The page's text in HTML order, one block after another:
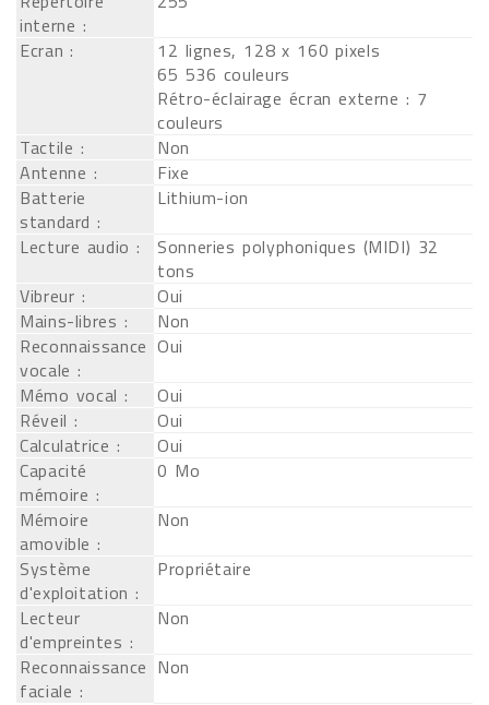
interne :
Ecran :
12 lignes, 128 x 160 pixels
65 536 couleurs
Rétro-éclairage écran externe : 7
couleurs
Tactile :
Non
Antenne :
Fixe
Batterie
standard :
Lithium-ion
Lecture audio :
Sonneries polyphoniques (MIDI) 32
tons
Vibreur :
Oui
Mains-libres :
Non
Reconnaissance
vocale :
Oui
Mémo vocal :
Oui
Réveil :
Oui
Calculatrice :
Oui
Capacité
mémoire :
0 Mo
Mémoire
amovible :
Non
Système
d'exploitation :
Propriétaire
Lecteur
d'empreintes :
Non
Reconnaissance
faciale :
Non